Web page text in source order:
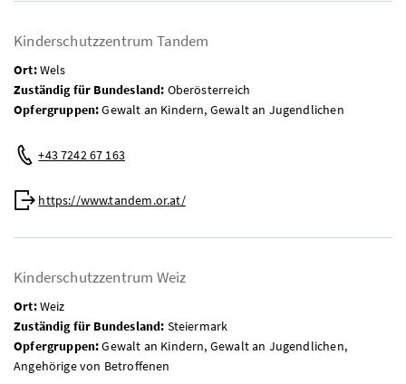
Kinderschutzzentrum Tandem
Ort:Wels
Zuständig für Bundesland: Oberösterreich
Opfergruppen:Gewalt an Kindern, Gewalt an Jugendlichen
Telefon:
+43 7242 67 163
Web:
https://www.tandem.or.at/
Kinderschutzzentrum Weiz
Ort:Weiz
Zuständig für Bundesland: Steiermark
Opfergruppen:Gewalt an Kindern, Gewalt an Jugendlichen,
Angehörige von Betroffenen